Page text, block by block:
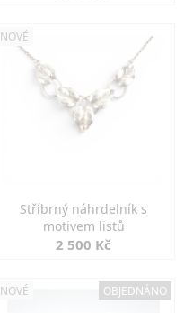
NOVÉ
Stříbrný náhrdelník s
motivem listů
2 500 Kč
NOVÉ OBJEDNÁNO